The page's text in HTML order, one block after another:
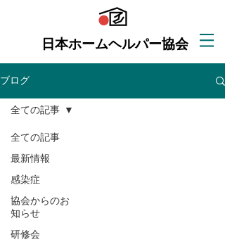
日本ホームヘルパー協会
ブログ
全ての記事
最新情報
感染症
協会からのお
知らせ
研修会
全ての記事